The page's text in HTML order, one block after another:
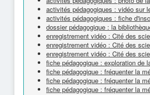
activités pédagogiques : vidéo sur
activités pédagogiques : fiche
dossier pédagogique : la
enregistrement vidéo : Cité des
enregistrement vidéo : Cité des
enregistrement vidéo : Cité des
fiche pédagogique : exploration de
fiche pédagogique : fréquenter la
fiche pédagogique : fréquenter la
fiche pédagogique : fréquenter la